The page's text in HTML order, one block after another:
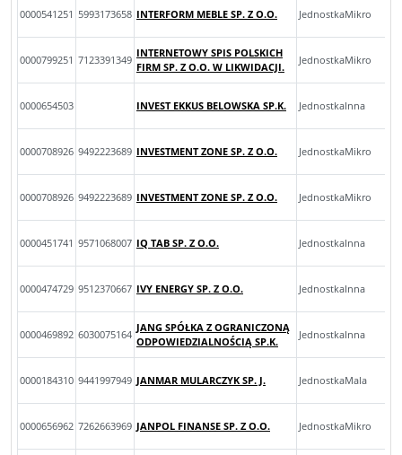
0000541251 5993173658 INTERFORM MEBLE SP. Z O.O. JednostkaMikro
0000799251 7123391349
INTERNETOWY SPIS POLSKICH
FIRM SP. Z O.O. W LIKWIDACJI.
JednostkaMikro
0000654503 INVEST EKKUS BELOWSKA SP.K. JednostkaInna
0000708926 9492223689 INVESTMENT ZONE SP. Z O.O. JednostkaMikro
0000708926 9492223689 INVESTMENT ZONE SP. Z O.O. JednostkaMikro
0000451741 9571068007 IQ TAB SP. Z O.O. JednostkaInna
0000474729 9512370667 IVY ENERGY SP. Z O.O. JednostkaInna
0000469892 6030075164
JANG SPÓŁKA Z OGRANICZONĄ
ODPOWIEDZIALNOŚCIĄ SP.K.
JednostkaInna
0000184310 9441997949 JANMAR MULARCZYK SP. J. JednostkaMala
0000656962 7262663969 JANPOL FINANSE SP. Z O.O. JednostkaMikro